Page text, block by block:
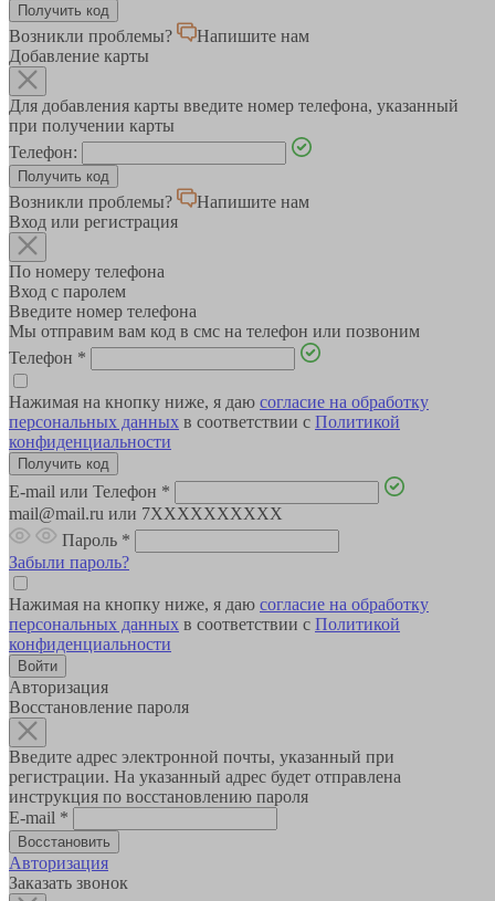
Возникли проблемы?
Напишите нам
Добавление карты
Для добавления карты введите номер телефона, указанный
при получении карты
Телефон:
Возникли проблемы?
Напишите нам
Вход или регистрация
По номеру телефона
Вход с паролем
Введите номер телефона
Мы отправим вам код в смс на телефон или позвоним
Телефон *
Нажимая на кнопку ниже, я даю согласие на обработку
персональных данных в соответствии с Политикой
конфиденциальности
E-mail или Телефон *
mail@mail.ru или 7XXXXXXXXXX
Пароль *
Забыли пароль?
Нажимая на кнопку ниже, я даю согласие на обработку
персональных данных в соответствии с Политикой
конфиденциальности
Авторизация
Восстановление пароля
Введите адрес электронной почты, указанный при
регистрации. На указанный адрес будет отправлена
инструкция по восстановлению пароля
E-mail *
Авторизация
Заказать звонок